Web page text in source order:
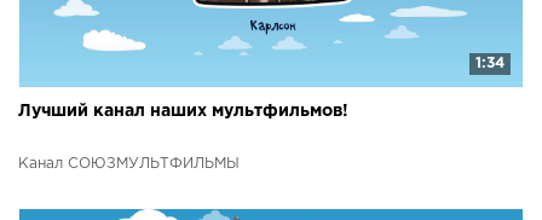
1:34
Лучший канал наших мультфильмов!
Канал СОЮЗМУЛЬТФИЛЬМЫ